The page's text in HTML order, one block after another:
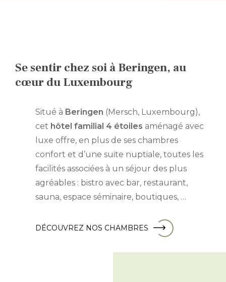
Se sentir chez soi à Beringen, au
cœur du Luxembourg
Situé à Beringen (Mersch, Luxembourg),
cet hôtel familial 4 étoiles aménagé avec
luxe offre, en plus de ses chambres
confort et d’une suite nuptiale, toutes les
facilités associées à un séjour des plus
agréables : bistro avec bar, restaurant,
sauna, espace séminaire, boutiques, …
DÉCOUVREZ NOS CHAMBRES